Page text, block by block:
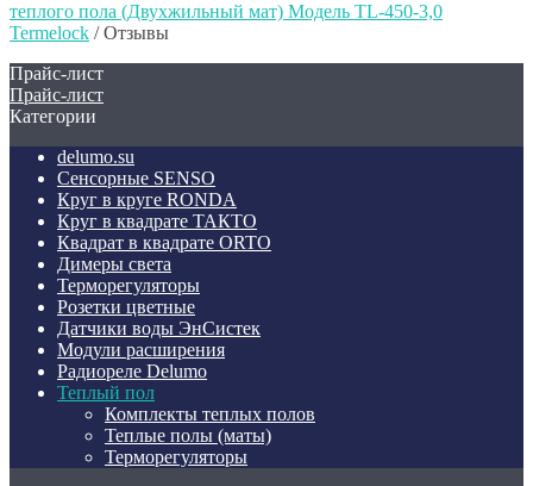
теплого пола (Двухжильный мат) Модель TL-450-3,0
Termelock /Отзывы
Прайс-лист
Прайс-лист
Категории
delumo.su
Сенсорные SENSO
Круг в круге RONDA
Круг в квадрате ТАКТО
Квадрат в квадрате ORTO
Димеры света
Терморегуляторы
Розетки цветные
Датчики воды ЭнСистек
Модули расширения
Радиореле Delumo
Теплый пол
Комплекты теплых полов
Теплые полы (маты)
Терморегуляторы